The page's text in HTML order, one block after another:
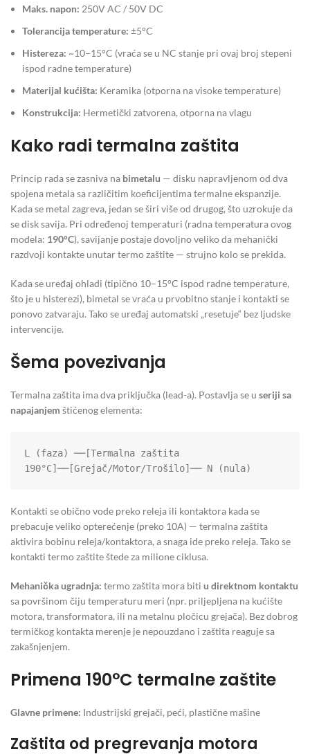
Maks. napon: 250V AC / 50V DC
Tolerancija temperature: ±5°C
Histereza: ~10–15°C (vraća se u NC stanje pri ovaj broj stepeni
ispod radne temperature)
Materijal kućišta: Keramika (otporna na visoke temperature)
Konstrukcija: Hermetički zatvorena, otporna na vlagu
Kako radi termalna zaštita
Princip rada se zasniva na bimetalu — disku napravljenom od dva
spojena metala sa različitim koeficijentima termalne ekspanzije.
Kada se metal zagreva, jedan se širi više od drugog, što uzrokuje da
se disk savija. Pri određenoj temperaturi (radna temperatura ovog
modela: 190°C), savijanje postaje dovoljno veliko da mehanički
razdvoji kontakte unutar termo zaštite — strujno kolo se prekida.
Kada se uređaj ohladi (tipično 10–15°C ispod radne temperature,
što je u histerezi), bimetal se vraća u prvobitno stanje i kontakti se
ponovo zatvaraju. Tako se uređaj automatski „resetuje“ bez ljudske
intervencije.
Šema povezivanja
Termalna zaštita ima dva priključka (lead-a). Postavlja se u seriji sa
napajanjem štićenog elementa:
L (faza) ──[Termalna zaštita
190°C]──[Grejač/Motor/Trošilo]── N (nula)
Kontakti se obično vode preko releja ili kontaktora kada se
prebacuje veliko opterećenje (preko 10A) — termalna zaštita
aktivira bobinu releja/kontaktora, a snaga ide preko releja. Tako se
kontakti termo zaštite štede za milione ciklusa.
Mehanička ugradnja: termo zaštita mora biti u direktnom kontaktu
sa površinom čiju temperaturu meri (npr. priljepljena na kućište
motora, transformatora, ili na metalnu pločicu grejača). Bez dobrog
termičkog kontakta merenje je nepouzdano i zaštita reaguje sa
zakašnjenjem.
Primena 190°C termalne zaštite
Glavne primene: Industrijski grejači, peći, plastične mašine
Zaštita od pregrevanja motora